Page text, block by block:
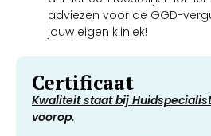
adviezen voor de GGD-
jouw eigen kliniek!
Certificaat
Kwaliteit staat bij
voorop.